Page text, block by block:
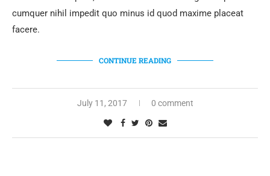
cumquer nihil impedit quo minus id quod maxime placeat
facere.
CONTINUE READING
July 11, 2017 0 comment